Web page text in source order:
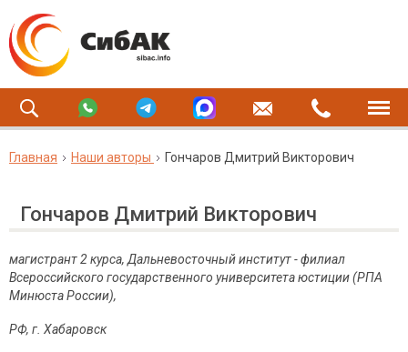
Главная Наши авторы Гончаров Дмитрий Викторович
Гончаров Дмитрий Викторович
магистрант 2 курса, Дальневосточный институт - филиал
Всероссийского государственного университета юстиции (РПА
Минюста России),
РФ, г. Хабаровск